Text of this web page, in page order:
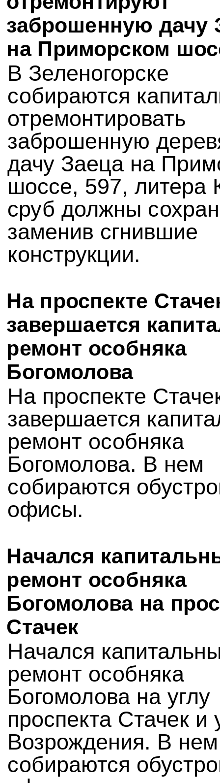
заброшенную дачу
на Приморском
В Зеленогорске
собираются
отремонтировать
заброшенную
дачу Заеца на
шоссе, 597, литера
сруб должны
заменив сгнившие
конструкции.
На проспекте
завершается
ремонт особняка
Богомолова
На проспекте
завершается
ремонт особняка
Богомолова. В нем
собираются
офисы.
Начался
ремонт особняка
Богомолова на
Стачек
Начался
ремонт особняка
Богомолова на углу
проспекта Стачек и
Возрождения. В нем
собираются